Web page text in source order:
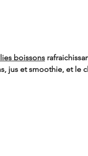
boissons
jus et smoothie, et le